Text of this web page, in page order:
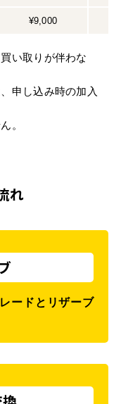
¥9,000
い取りが伴わな
申し込み時の加入
。
れ
ードとリザーブ